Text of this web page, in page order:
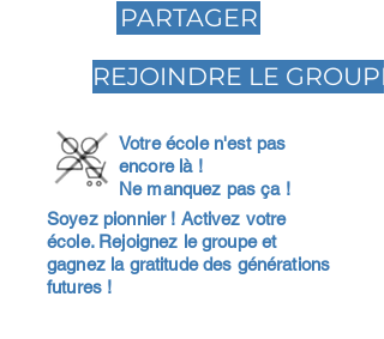
PARTAGER
REJOINDRE LE GROUPE
Votre école n'est pas
encore là !
Ne manquez pas ça !
Soyez pionnier ! Activez votre
école. Rejoignez le groupe et
gagnez la gratitude des générations
futures !